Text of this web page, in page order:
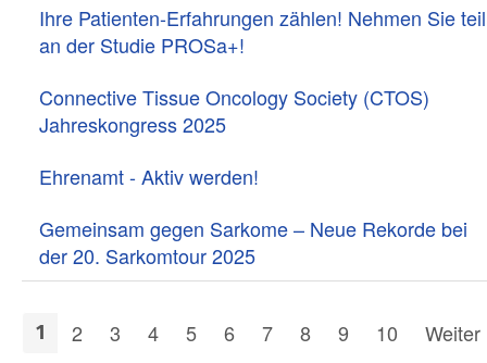
Ihre Patienten-Erfahrungen zählen! Nehmen Sie teil
an der Studie PROSa+!
Connective Tissue Oncology Society (CTOS)
Jahreskongress 2025
Ehrenamt - Aktiv werden!
Gemeinsam gegen Sarkome – Neue Rekorde bei
der 20. Sarkomtour 2025
1 2 3 4 5 6 7 8 9 10
Weiter